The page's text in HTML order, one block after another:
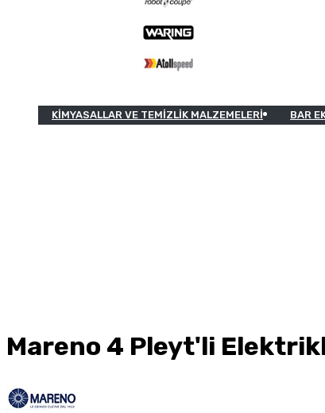
KIMYASALLAR VE TEMIZLIK MALZEMELERI BAR
Mareno 4 Pleyt'li